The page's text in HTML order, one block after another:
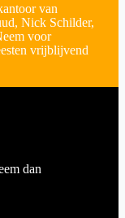
van
Nick Schilder,
voor
vrijblijvend
dan